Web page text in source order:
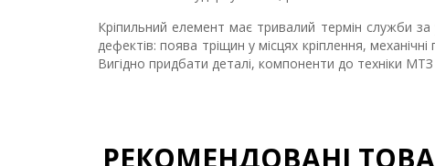
Кріпильний елемент має тривалий термін служби
дефектів: поява тріщин у місцях кріплення,
Вигідно придбати деталі, компоненти до техніки
РЕКОМЕНДОВАНІ